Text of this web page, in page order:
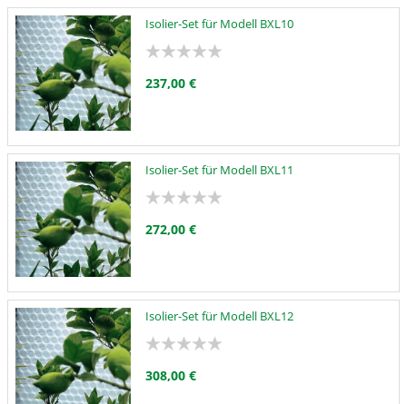
Isolier-Set für Modell BXL10
237,00 €
Isolier-Set für Modell BXL11
272,00 €
Isolier-Set für Modell BXL12
308,00 €